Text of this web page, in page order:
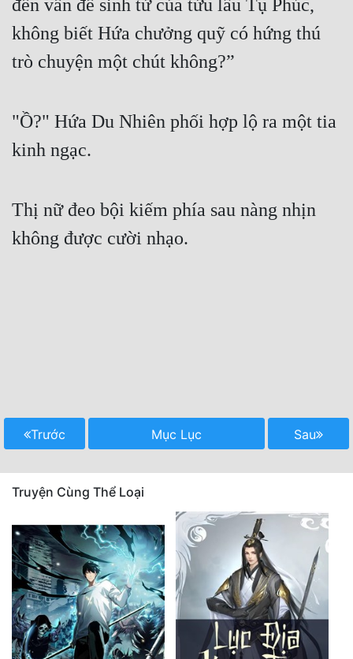
đến vấn đề sinh tử của tửu lâu Tụ Phúc,
không biết Hứa chưởng quỹ có hứng thú
trò chuyện một chút không?”
"Ồ?" Hứa Du Nhiên phối hợp lộ ra một tia
kinh ngạc.
Thị nữ đeo bội kiếm phía sau nàng nhịn
không được cười nhạo.
Trước Mục Lục Sau
Truyện Cùng Thể Loại